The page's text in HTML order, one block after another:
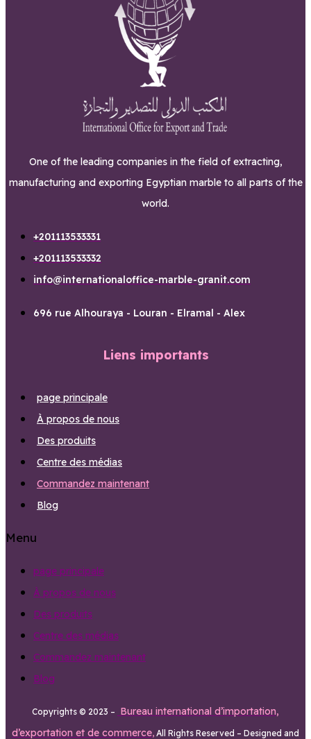
One of the leading companies in the field of extracting,
manufacturing and exporting Egyptian marble to all parts of the
world.
+201113533331
+201113533332
info@internationaloffice-marble-granit.com
696 rue Alhouraya - Louran - Elramal - Alex
Liens importants
page principale
À propos de nous
Des produits
Centre des médias
Commandez maintenant
Blog
Menu
page principale
À propos de nous
Des produits
Centre des médias
Commandez maintenant
Blog
Copyrights © 2023 – Bureau international d’importation,
d’exportation et de commerce, All Rights Reserved – Designed and